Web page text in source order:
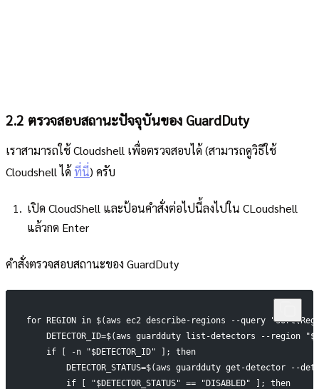
2.2 ตรวจสอบสถานะปัจจุบันของ GuardDuty
เราสามารถใช้ Cloudshell เพื่อตรวจสอบได้ (สามารถดูวิธีใช้
Cloudshell ได้ ที่นี่) ครับ
เปิด CloudShell และป้อนคำสั่งต่อไปนี้ลงไปใน CLoudshell
แล้วกด Enter
คำสั่งตรวจสอบสถานะของ GuardDuty
for REGION in $(aws ec2 describe-regions --query
DETECTOR_ID=$(aws guardduty list-detectors --region
    if [ -n "$DETECTOR_ID" ]; then
DETECTOR_STATUS=$(aws guardduty get-detector --
        if [ "$DETECTOR_STATUS" == "DISABLED" ]; then